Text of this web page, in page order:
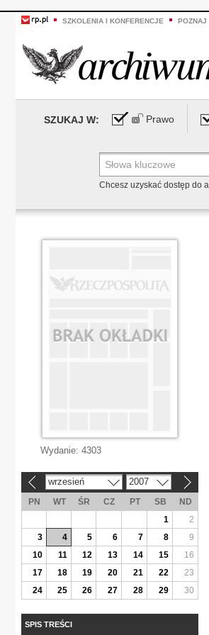
SZKOLENIA I KONFERENCJE POZNAJ
SZUKAJ W: Prawo
Chcesz uzyskać dostęp do
Wydanie: 4303
wrzesień 2007
PN WT ŚR CZ PT SB
ND
1
2
3
4 5 6 7 8
9
10
11 12 13 14 15
16
17
18 19 20 21 22
23
24
25 26 27 28 29 30
SPIS TREŚCI